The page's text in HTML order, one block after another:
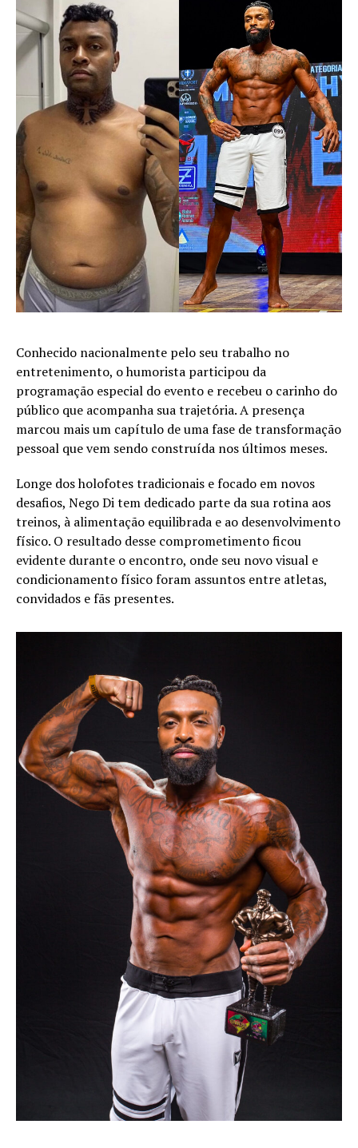
Conhecido nacionalmente pelo seu trabalho no
entretenimento, o humorista participou da
programação especial do evento e recebeu o carinho do
público que acompanha sua trajetória. A presença
marcou mais um capítulo de uma fase de transformação
pessoal que vem sendo construída nos últimos meses.
Longe dos holofotes tradicionais e focado em novos
desafios, Nego Di tem dedicado parte da sua rotina aos
treinos, à alimentação equilibrada e ao desenvolvimento
físico. O resultado desse comprometimento ficou
evidente durante o encontro, onde seu novo visual e
condicionamento físico foram assuntos entre atletas,
convidados e fãs presentes.